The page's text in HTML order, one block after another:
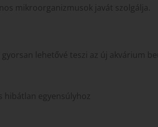
mikroorganizmusok javát szolgálja.
lehetővé teszi az új akvárium
hibátlan egyensúlyhoz